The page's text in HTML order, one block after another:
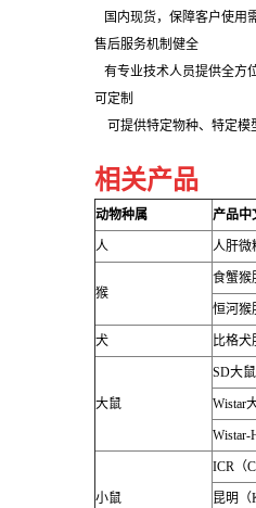
国内现货，保障客户使用
售后服务机制健全
有专业技术人员提供全方
可定制
可提供特定物种、特定模
相关产品
动物种属 产品中
人 人肝微
猴
食蟹猴
恒河猴
犬 比格犬
大鼠
SD大
Wistar
Wistar-
小鼠
ICR （
昆明（